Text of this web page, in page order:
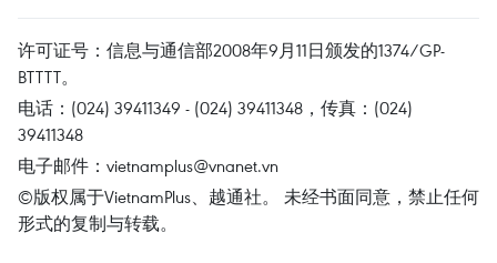
许可证号：信息与通信部2008年9月11日颁发的1374/GP-
BTTTT。
电话：(024) 39411349 - (024) 39411348，传真：(024)
39411348
电子邮件： vietnamplus@vnanet.vn
©版权属于VietnamPlus、越通社。 未经书面同意，禁止任何
形式的复制与转载。